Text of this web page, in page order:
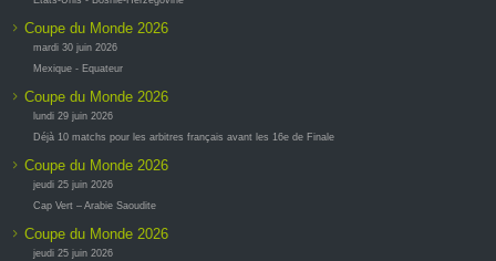
Coupe du Monde 2026
mardi 30 juin 2026
Mexique - Equateur
Coupe du Monde 2026
lundi 29 juin 2026
Déjà 10 matchs pour les arbitres français avant les 16e de Finale
Coupe du Monde 2026
jeudi 25 juin 2026
Cap Vert – Arabie Saoudite
Coupe du Monde 2026
jeudi 25 juin 2026